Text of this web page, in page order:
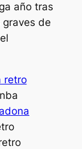
año tras
graves de